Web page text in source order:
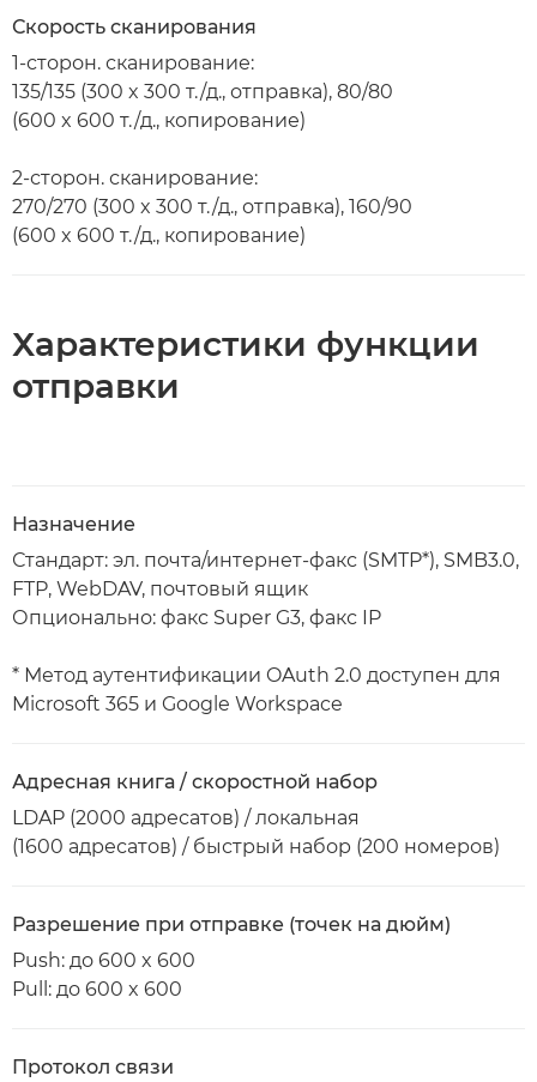
Скорость сканирования
1-сторон. сканирование:
135/135 (300 x 300 т./д., отправка), 80/80
(600 x 600 т./д., копирование)
2-сторон. сканирование:
270/270 (300 x 300 т./д., отправка), 160/90
(600 x 600 т./д., копирование)
Характеристики функции
отправки
Назначение
Стандарт: эл. почта/интернет-факс (SMTP*), SMB3.0,
FTP, WebDAV, почтовый ящик
Опционально: факс Super G3, факс IP
* Метод аутентификации OAuth 2.0 доступен для
Microsoft 365 и Google Workspace
Адресная книга / скоростной набор
LDAP (2000 адресатов) / локальная
(1600 адресатов) / быстрый набор (200 номеров)
Разрешение при отправке (точек на дюйм)
Push: до 600 x 600
Pull: до 600 x 600
Протокол связи